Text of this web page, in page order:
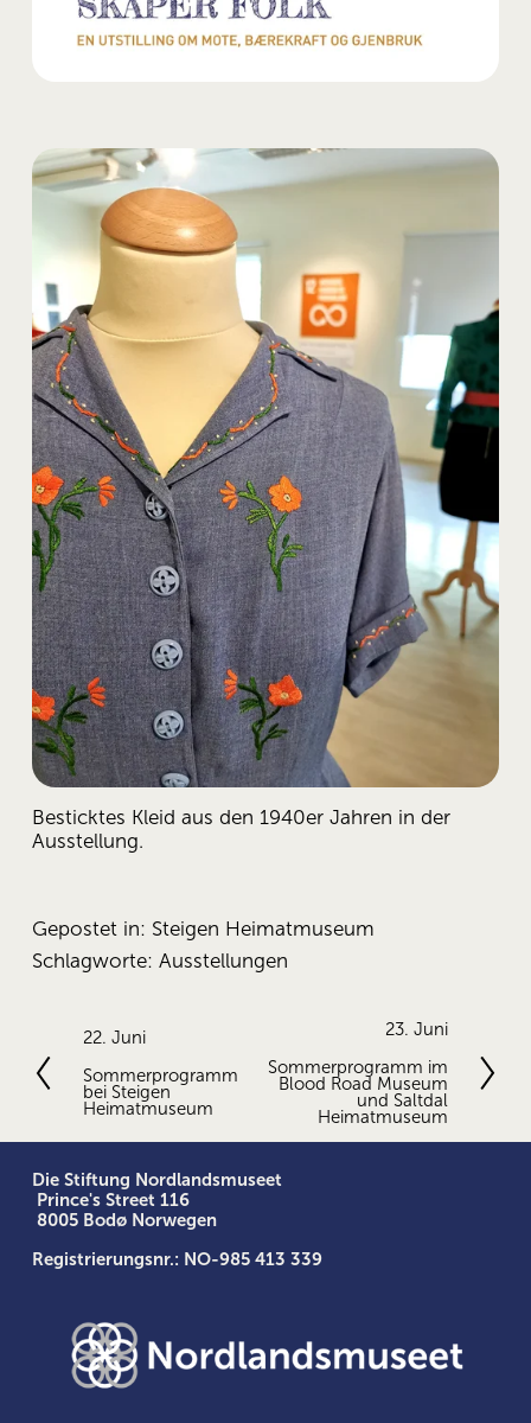
Besticktes Kleid aus den 1940er Jahren in der
Ausstellung.
Gepostet in: Steigen Heimatmuseum
Schlagworte: Ausstellungen
V
o
r
h
i
g
e
22. Juni
Sommerprogramm
bei Steigen
Heimatmuseum
ä
c
e
23. Juni
Sommerprogramm im
Blood Road Museum
und Saltdal
Heimatmuseum
Die Stiftung Nordlandsmuseet
Prince's Street 116
8005 Bodø Norwegen
Registrierungsnr.: NO-985 413 339